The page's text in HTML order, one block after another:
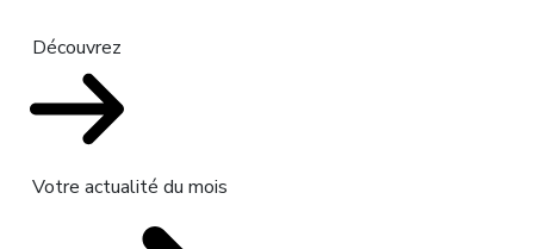
Découvrez
Votre actualité du mois